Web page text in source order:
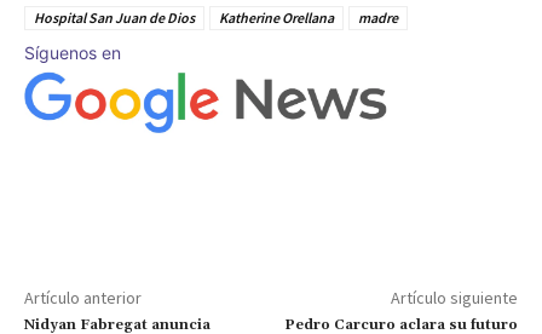
Hospital San Juan de Dios
Katherine Orellana madre
Síguenos en
Artículo anterior
Nidyan Fabregat anuncia
Artículo siguiente
Pedro Carcuro aclara su futuro